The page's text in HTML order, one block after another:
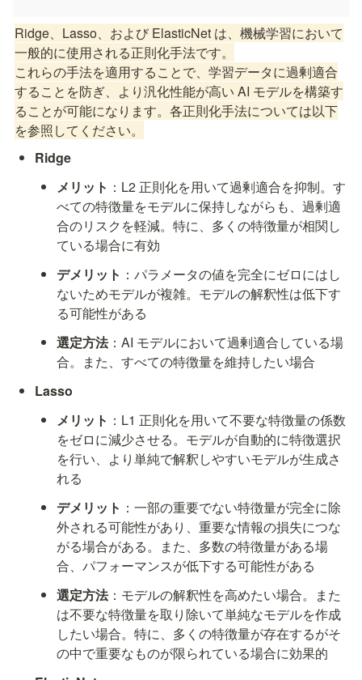
Ridge、Lasso、および ElasticNet は、機械学習において
一般的に使用される正則化手法です。
これらの手法を適用することで、学習データに過剰適合
することを防ぎ、より汎化性能が高い AI モデルを構築す
ることが可能になります。各正則化手法については以下
を参照してください。
Ridge
メリット ：L2 正則化を用いて過剰適合を抑制。す
べての特徴量をモデルに保持しながらも、過剰適
合のリスクを軽減。特に、多くの特徴量が相関し
ている場合に有効
デメリット ：パラメータの値を完全にゼロにはし
ないためモデルが複雑。モデルの解釈性は低下す
る可能性がある
選定方法：AI モデルにおいて過剰適合している場
合。また、すべての特徴量を維持したい場合
Lasso
メリット ：L1 正則化を用いて不要な特徴量の係数
をゼロに減少させる。モデルが自動的に特徴選択
を行い、より単純で解釈しやすいモデルが生成さ
れる
デメリット ：一部の重要でない特徴量が完全に除
外される可能性があり、重要な情報の損失につな
がる場合がある。また、多数の特徴量がある場
合、パフォーマンスが低下する可能性がある
選定方法：モデルの解釈性を高めたい場合。また
は不要な特徴量を取り除いて単純なモデルを作成
したい場合。特に、多くの特徴量が存在するがそ
の中で重要なものが限られている場合に効果的